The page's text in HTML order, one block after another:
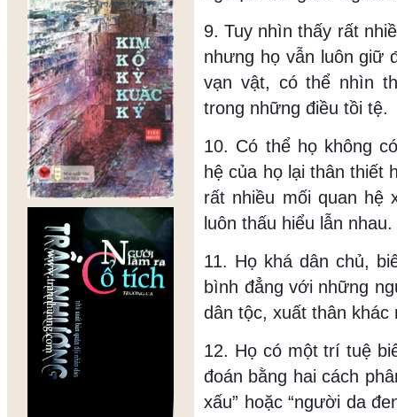
9. Tuy nhìn thấy rất
nhưng họ vẫn luôn giữ
vạn vật, có thể nhìn
trong những điều tồi tệ.
10. Có thể họ không
hệ của họ lại thân thiết
rất nhiều mối quan hệ
luôn thấu hiểu lẫn nhau.
11. Họ khá dân chủ,
bình đẳng với những
dân tộc, xuất thân khác
12. Họ có một trí tuệ
đoán bằng hai cách
xấu” hoặc “người da